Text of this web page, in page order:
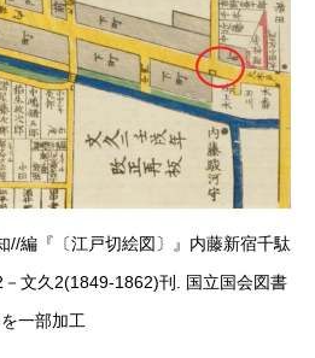
//編『〔江戸切絵図〕』内藤新宿千駄
文久2(1849-1862)刊. 国立国会図書
一部加工